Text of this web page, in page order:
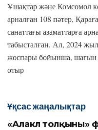
Ұшақтар және Комсомол
арналған 108 пәтер,
санаттағы азаматтарға
табысталған. Ал, 2024
жоспары бойынша, шағын
отыр
Ұқсас жаңалықтар
«Алакөл толқыны»